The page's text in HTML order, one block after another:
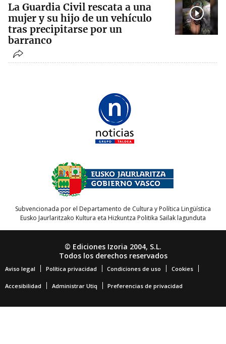
La Guardia Civil rescata a una
mujer y su hijo de un vehículo
tras precipitarse por un
barranco
Subvencionada por el Departamento de Cultura y Política Lingüística
Eusko Jaurlaritzako Kultura eta Hizkuntza Politika Sailak lagunduta
© Ediciones Izoria 2004, S.L.
Todos los derechos reservados
Aviso legal Política privacidad Condiciones de uso Cookies
Accesibilidad Administrar Utiq Preferencias de privacidad